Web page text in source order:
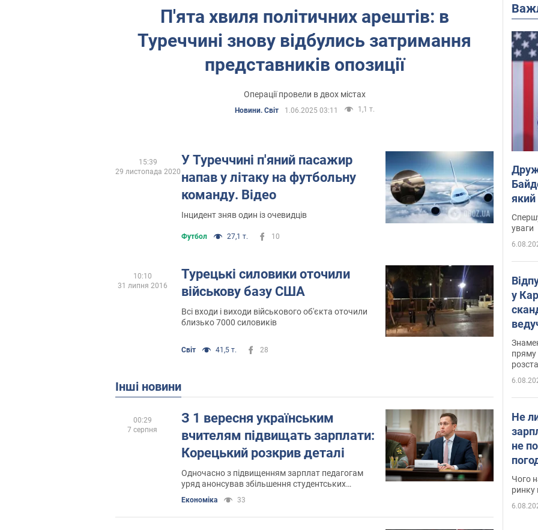
П'ята хвиля політичних арештів: в
Туреччині знову відбулись затримання
представників опозиції
Операції провели в двох містах
Новини. Світ 1.06.2025 03:11 1,1 т.
У Туреччині п'яний пасажир
напав у літаку на футбольну
команду. Відео
Інцидент зняв один із очевидців
Футбол 27,1 т. 10
15:39
29 листопада 2020
Турецькі силовики оточили
військову базу США
Всі входи і виходи військового об'єкта оточили
близько 7000 силовиків
Світ 41,5 т. 28
10:10
31 липня 2016
Інші новини
З 1 вересня українським
вчителям підвищать зарплати:
Корецький розкрив деталі
Одночасно з підвищенням зарплат педагогам
уряд анонсував збільшення студентських
стипендій
Економіка 33
00:29
7 серпня
який
уваги
у
пряму
Не
не
Чого
ринку